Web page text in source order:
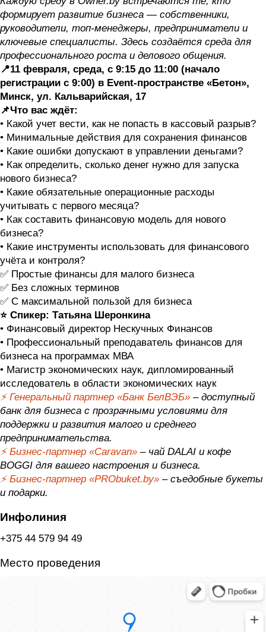
формирует развитие бизнеса — собственники,
руководители, топ-менеджеры, предприниматели и
ключевые специалисты. Здесь создаётся среда для
профессионального роста и делового общения.
📍11 февраля, среда, с 9:15 до 11:00 (начало
регистрации с 9:00) в Event-пространстве «Бетон»,
Минск, ул. Кальварийская, 17
📌Что вас ждёт:
• Какой учет вести, как не попасть в кассовый разрыв?
• Минимальные действия для сохранения финансов
• Какие ошибки допускают в управлении деньгами?
• Как определить, сколько денег нужно для запуска
нового бизнеса?
• Какие обязательные операционные расходы
учитывать с первого месяца?
• Как составить финансовую модель для нового
бизнеса?
• Какие инструменты использовать для финансового
учёта и контроля?
✅ Простые финансы для малого бизнеса
✅ Без сложных терминов
✅ С максимальной пользой для бизнеса
⭐️ Спикер: Татьяна Шеронкина
• Финансовый директор Нескучных Финансов
• Профессиональный преподаватель финансов для
бизнеса на программах МВА
• Магистр экономических наук, дипломированный
исследователь в области экономических наук
⚡️ Генеральный партнер «Банк БелВЭБ» – доступный
банк для бизнеса с прозрачными условиями для
поддержки и развития малого и среднего
предпринимательства.
⚡️ Бизнес-партнер «Caravan» – чай DALAI и кофе
BOGGI для вашего настроения и бизнеса.
⚡️ Бизнес-партнер «PRObuket.by» – съедобные букеты
и подарки.
Инфолиния
+375 44 579 94 49
Место проведения